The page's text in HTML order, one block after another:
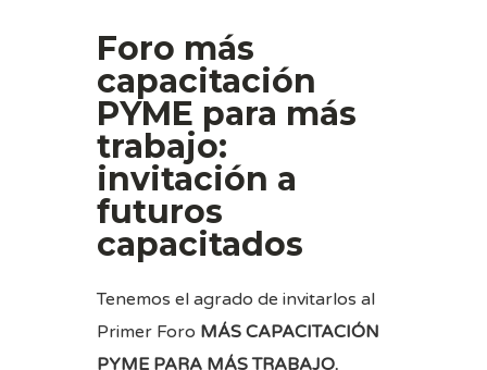
Foro más
capacitación
PYME para más
trabajo:
invitación a
futuros
capacitados
Tenemos el agrado de invitarlos al
Primer Foro MÁS CAPACITACIÓN
PYME PARA MÁS TRABAJO.